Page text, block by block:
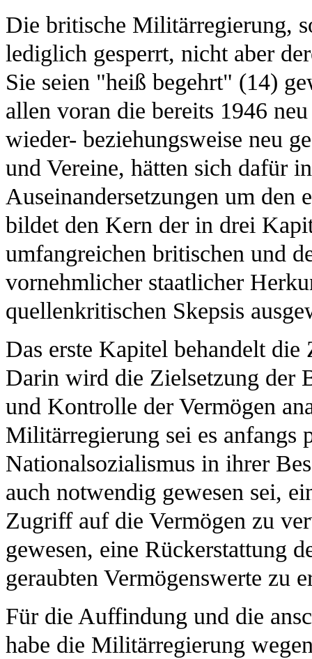
Die britische Militärregierung,
lediglich gesperrt, nicht aber
Sie seien "heiß begehrt" (14)
allen voran die bereits 1946
wieder- beziehungsweise neu
und Vereine, hätten sich dafür
Auseinandersetzungen um den
bildet den Kern der in drei
umfangreichen britischen und
vornehmlicher staatlicher
quellenkritischen Skepsis
Das erste Kapitel behandelt
Darin wird die Zielsetzung der
und Kontrolle der Vermögen
Militärregierung sei es anfangs
Nationalsozialismus in ihrer
auch notwendig gewesen sei,
Zugriff auf die Vermögen zu
gewesen, eine Rückerstattung
geraubten Vermögenswerte zu
Für die Auffindung und die
habe die Militärregierung